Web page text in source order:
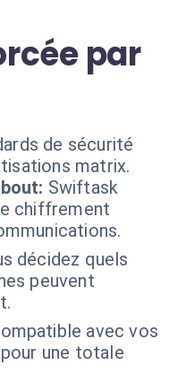
par
de sécurité
matrix.
Swiftask
chiffrement
décidez quels
peuvent
avec vos
une totale